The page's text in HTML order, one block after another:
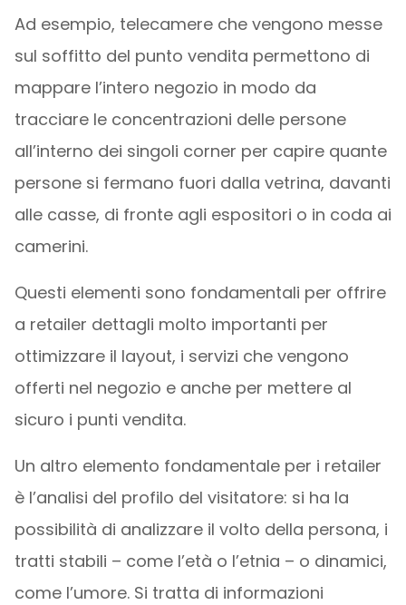
Ad esempio, telecamere che vengono messe
sul soffitto del punto vendita permettono di
mappare l’intero negozio in modo da
tracciare le concentrazioni delle persone
all’interno dei singoli corner per capire quante
persone si fermano fuori dalla vetrina, davanti
alle casse, di fronte agli espositori o in coda ai
camerini.
Questi elementi sono fondamentali per offrire
a retailer dettagli molto importanti per
ottimizzare il layout, i servizi che vengono
offerti nel negozio e anche per mettere al
sicuro i punti vendita.
Un altro elemento fondamentale per i retailer
è l’analisi del profilo del visitatore: si ha la
possibilità di analizzare il volto della persona, i
tratti stabili – come l’età o l’etnia – o dinamici,
come l’umore. Si tratta di informazioni